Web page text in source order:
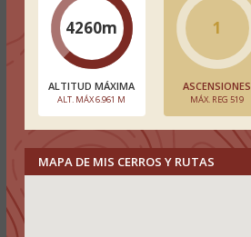
4260m
ALTITUD MÁXIMA
ALT. MÁX 6.961 M
1
ASCENSIONES
MÁX. REG 519
MAPA DE MIS CERROS Y RUTAS